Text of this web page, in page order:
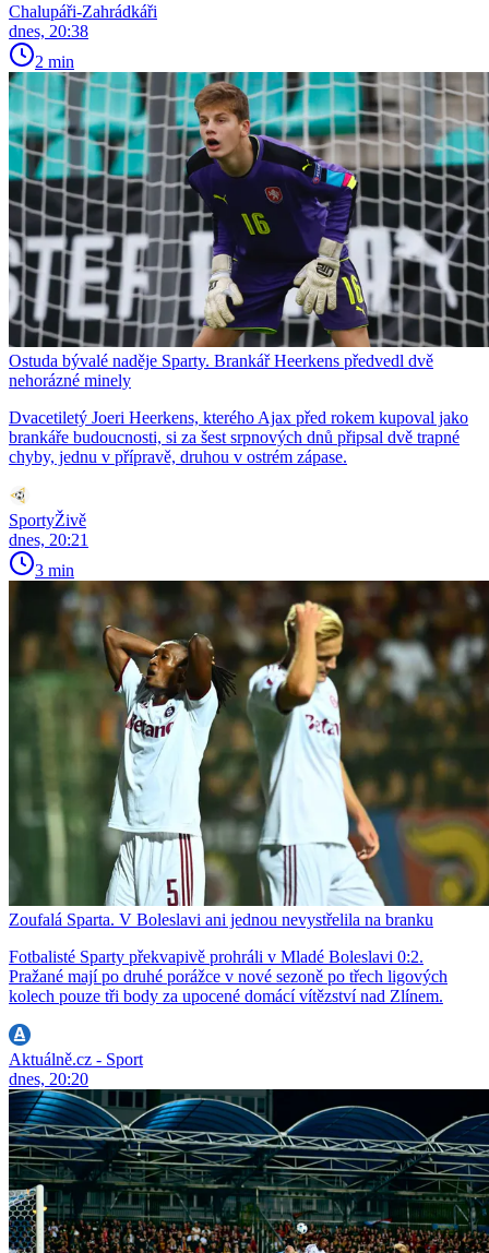
Chalupáři-Zahrádkáři
dnes, 20:38
2 min
Ostuda bývalé naděje Sparty. Brankář Heerkens předvedl dvě
nehorázné minely
Dvacetiletý Joeri Heerkens, kterého Ajax před rokem kupoval jako
brankáře budoucnosti, si za šest srpnových dnů připsal dvě trapné
chyby, jednu v přípravě, druhou v ostrém zápase.
SportyŽivě
dnes, 20:21
3 min
Zoufalá Sparta. V Boleslavi ani jednou nevystřelila na branku
Fotbalisté Sparty překvapivě prohráli v Mladé Boleslavi 0:2.
Pražané mají po druhé porážce v nové sezoně po třech ligových
kolech pouze tři body za upocené domácí vítězství nad Zlínem.
Aktuálně.cz - Sport
dnes, 20:20